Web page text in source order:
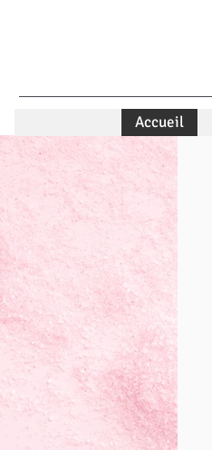
Accueil